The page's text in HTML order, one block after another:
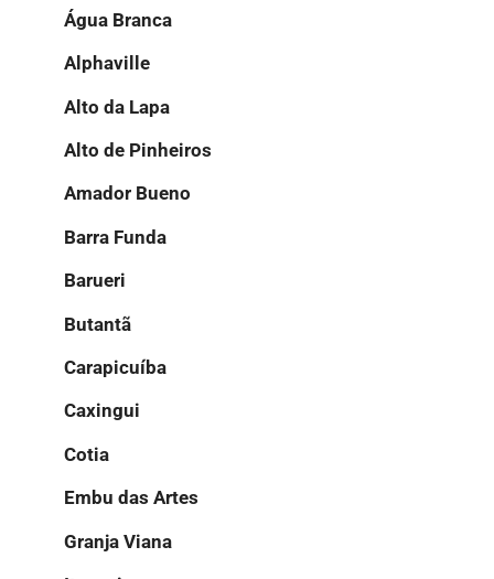
Água Branca
Alphaville
Alto da Lapa
Alto de Pinheiros
Amador Bueno
Barra Funda
Barueri
Butantã
Carapicuíba
Caxingui
Cotia
Embu das Artes
Granja Viana